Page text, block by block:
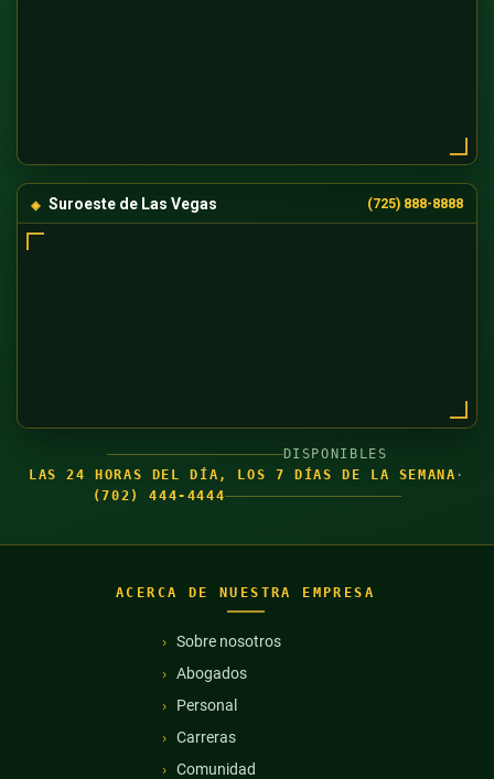
Suroeste de Las Vegas (725) 888-8888
DISPONIBLES
LAS 24 HORAS DEL DÍA, LOS 7 DÍAS DE LA SEMANA ·
(702) 444-4444
ACERCA DE NUESTRA EMPRESA
Sobre nosotros
Abogados
Personal
Carreras
Comunidad